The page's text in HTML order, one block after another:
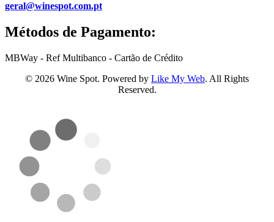
geral@winespot.com.pt
Métodos de Pagamento:
MBWay - Ref Multibanco - Cartão de Crédito
© 2026 Wine Spot. Powered by Like My Web. All Rights
Reserved.